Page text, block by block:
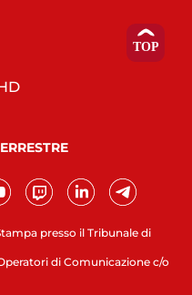
presso il Tribunale di
di Comunicazione c/o